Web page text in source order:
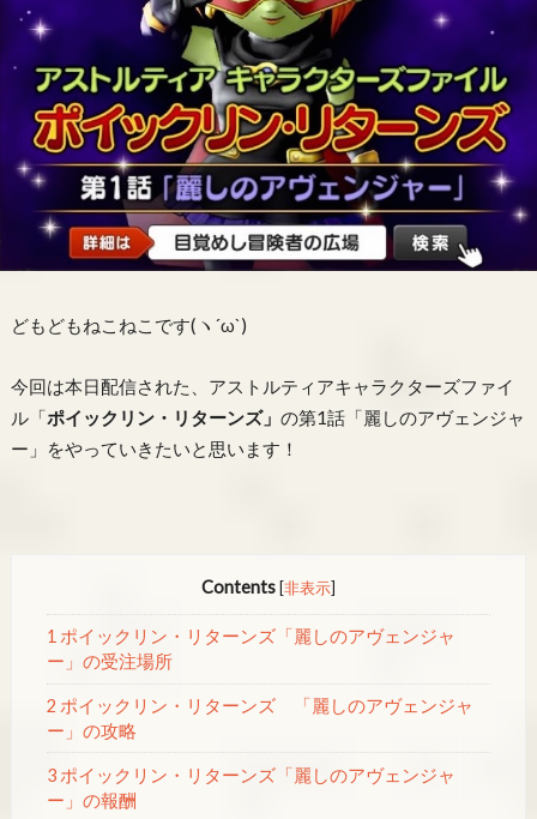
どもどもねこねこです(ヽ´ω`)
今回は本日配信された、アストルティアキャラクターズファイ
ル「ポイックリン・リターンズ」 の第1話「麗しのアヴェンジャ
ー」をやっていきたいと思います！
Contents [非表示]
1 ポイックリン・リターンズ「麗しのアヴェンジャ
ー」の受注場所
2 ポイックリン・リターンズ 「麗しのアヴェンジャ
ー」の攻略
3 ポイックリン・リターンズ「麗しのアヴェンジャ
ー」の報酬